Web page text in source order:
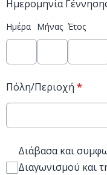
Ημερομηνία
Ημέρα Μήνας Έτος
Πόλη/Περιοχή *
Διάβασα και
Διαγωνισμού και